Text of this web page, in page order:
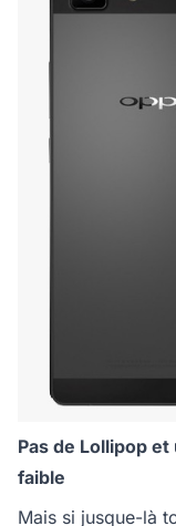
Pas de Lollipop
faible
Mais si jusque-là